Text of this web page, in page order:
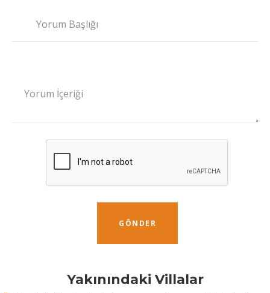
Yorum Başlığı
Yorum İçeriği
GÖNDER
Yakınındaki Villalar